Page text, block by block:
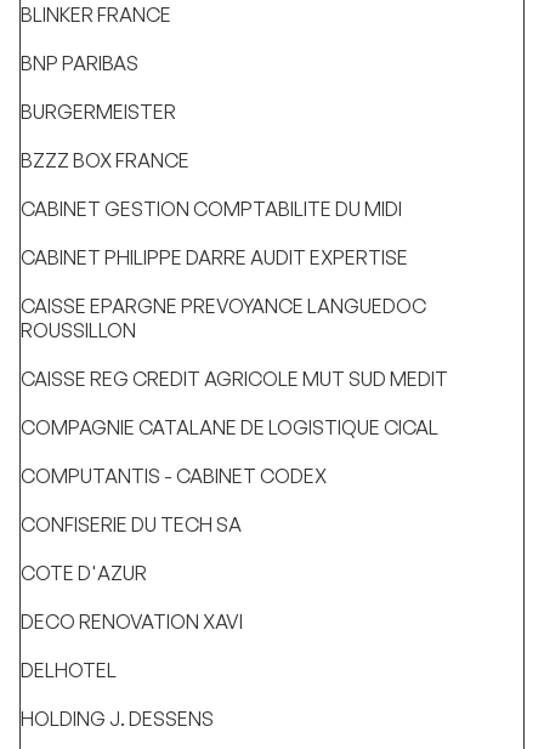
BLINKER FRANCE
BNP PARIBAS
BURGERMEISTER
BZZZ BOX FRANCE
CABINET GESTION COMPTABILITE DU MIDI
CABINET PHILIPPE DARRE AUDIT EXPERTISE
CAISSE EPARGNE PREVOYANCE LANGUEDOC
ROUSSILLON
CAISSE REG CREDIT AGRICOLE MUT SUD MEDIT
COMPAGNIE CATALANE DE LOGISTIQUE CICAL
COMPUTANTIS - CABINET CODEX
CONFISERIE DU TECH SA
COTE D'AZUR
DECO RENOVATION XAVI
DELHOTEL
HOLDING J. DESSENS